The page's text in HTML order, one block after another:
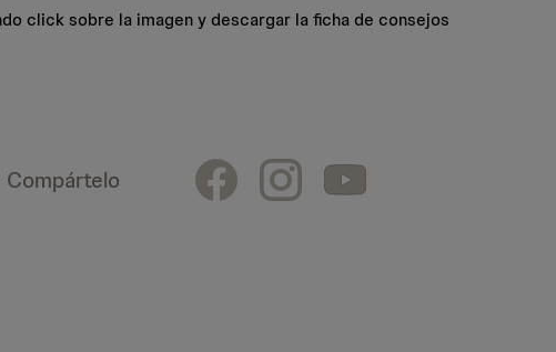
click sobre la imagen y descargar la ficha de consejos
Compártelo